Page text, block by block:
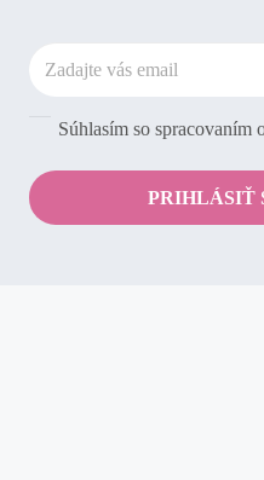
Súhlasím so spracovaním